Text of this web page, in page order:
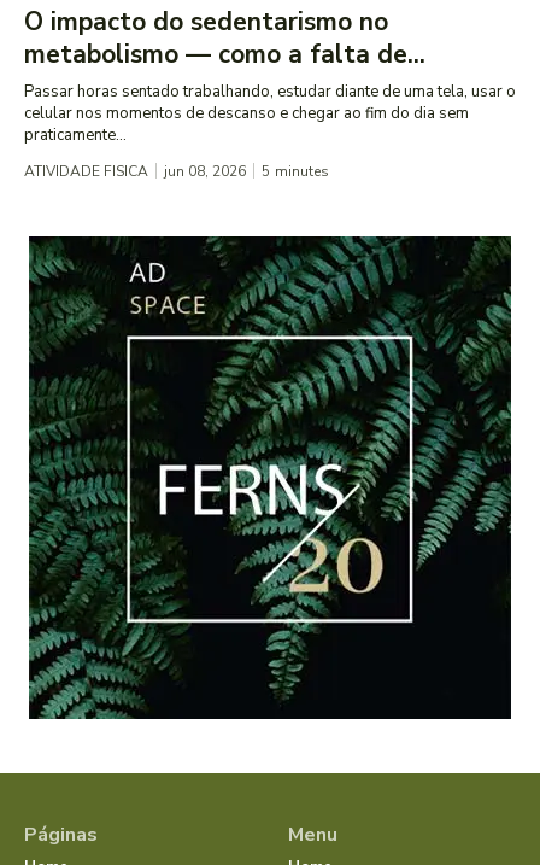
O impacto do sedentarismo no
metabolismo — como a falta de...
Passar horas sentado trabalhando, estudar diante de uma tela, usar o
celular nos momentos de descanso e chegar ao fim do dia sem
praticamente...
ATIVIDADE FISICA jun 08, 2026 5 minutes
Páginas Menu